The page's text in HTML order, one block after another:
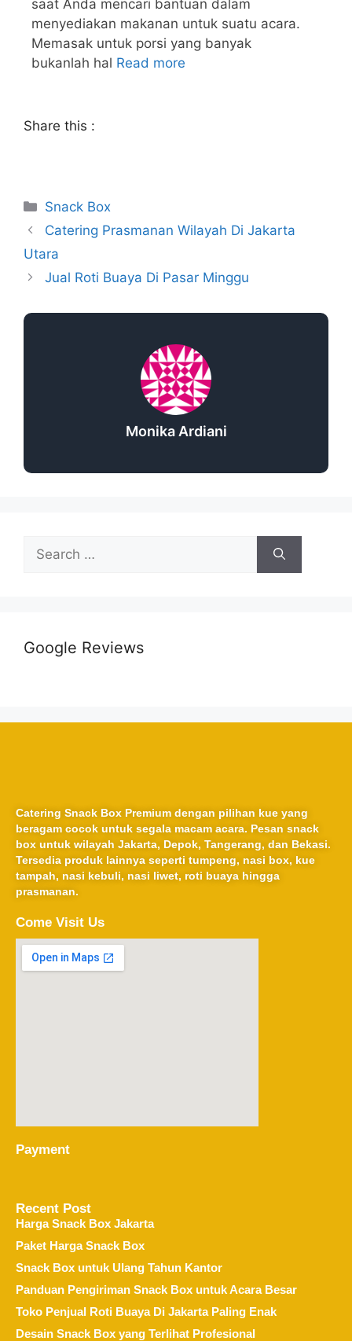
saat Anda mencari bantuan dalam
menyediakan makanan untuk suatu acara.
Memasak untuk porsi yang banyak
bukanlah hal Read more
Share this :
Snack Box
Catering Prasmanan Wilayah Di Jakarta
Utara
Jual Roti Buaya Di Pasar Minggu
Monika Ardiani
Google Reviews
Catering Snack Box Premium dengan pilihan kue yang
beragam cocok untuk segala macam acara. Pesan snack
box untuk wilayah Jakarta, Depok, Tangerang, dan Bekasi.
Tersedia produk lainnya seperti tumpeng, nasi box, kue
tampah, nasi kebuli, nasi liwet, roti buaya hingga
prasmanan.
Come Visit Us
Payment
Recent Post
Harga Snack Box Jakarta
Paket Harga Snack Box
Snack Box untuk Ulang Tahun Kantor
Panduan Pengiriman Snack Box untuk Acara Besar
Toko Penjual Roti Buaya Di Jakarta Paling Enak
Desain Snack Box yang Terlihat Profesional